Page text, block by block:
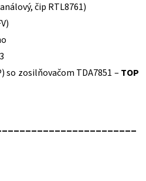
čip RTL8761)
3
so zosilňovačom TDA7851 – TOP